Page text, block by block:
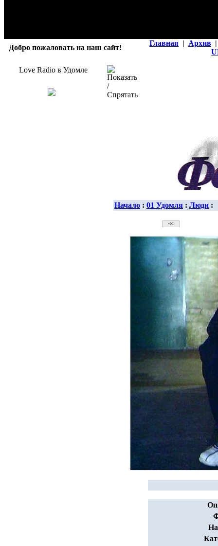
Добро пожаловать на наш сайт!
Главная | Архив |
Love Radio в Удомле
Начало : 01 Удомля : Люди :